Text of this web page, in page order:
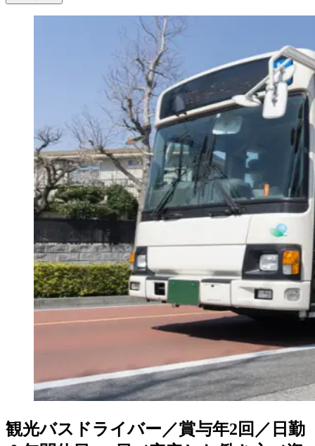
観光バスドライバー／賞与年2回／日勤